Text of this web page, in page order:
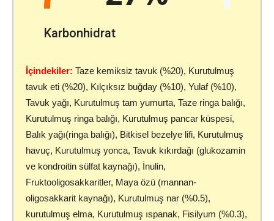
Karbonhidrat
İçindekiler: Taze kemiksiz tavuk (%20), Kurutulmuş
tavuk eti (%20), Kılçıksız buğday (%10), Yulaf (%10),
Tavuk yağı, Kurutulmuş tam yumurta, Taze ringa balığı,
Kurutulmuş ringa balığı, Kurutulmuş pancar küspesi,
Balık yağı(ringa balığı), Bitkisel bezelye lifi, Kurutulmuş
havuç, Kurutulmuş yonca, Tavuk kıkırdağı (glukozamin
ve kondroitin sülfat kaynağı), İnulin,
Fruktooligosakkaritler, Maya özü (mannan-
oligosakkarit kaynağı), Kurutulmuş nar (%0.5),
kurutulmuş elma, Kurutulmuş ıspanak, Fisilyum (%0.3),